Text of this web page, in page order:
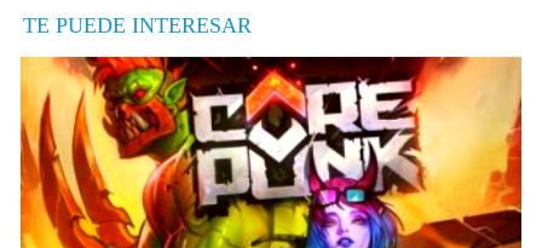
TE PUEDE INTERESAR